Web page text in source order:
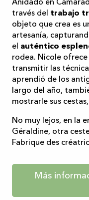
Anidado en
través del trabajo
objeto que crea es
artesanía,
el auténtico
rodea. Nicole
transmitir las
aprendió de los
largo del año,
mostrarle sus
No muy lejos, en la
Géraldine, otra
Fabrique des
Más